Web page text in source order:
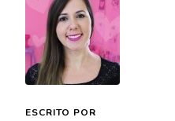
ESCRITO POR